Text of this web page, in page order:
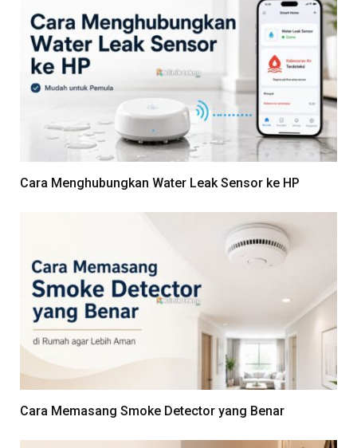
Cara Menghubungkan Water Leak Sensor ke HP
Cara Memasang Smoke Detector yang Benar